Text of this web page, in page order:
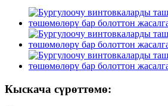
Кыскача сүрөттөмө: